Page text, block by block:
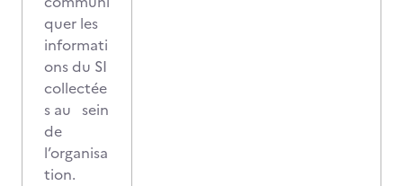
quer les
informati
ons du SI
collectée
s au sein
de
l’organisa
tion.